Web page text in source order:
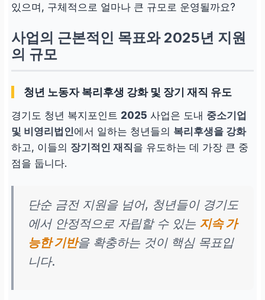
있으며, 구체적으로 얼마나 큰 규모로 운영될까요?
사업의 근본적인 목표와 2025년 지원
의 규모
청년 노동자 복리후생 강화 및 장기 재직 유도
경기도 청년 복지포인트 2025 사업은 도내 중소기업
및 비영리법인에서 일하는 청년들의 복리후생을 강화
하고, 이들의 장기적인 재직을 유도하는 데 가장 큰 중
점을 둡니다.
단순 금전 지원을 넘어, 청년들이 경기도
에서 안정적으로 자립할 수 있는 지속 가
능한 기반을 확충하는 것이 핵심 목표입
니다.